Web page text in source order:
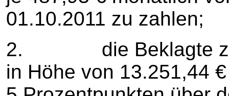
01.10.2011 zu zahlen;
2. die Beklagte zu
in Höhe von 13.251,44